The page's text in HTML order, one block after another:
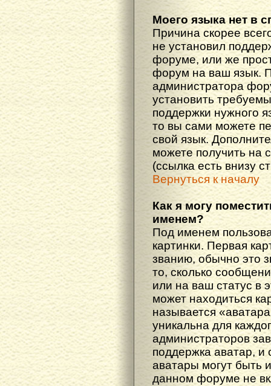
Моего языка нет в
Причина скорее
не установил
форуме, или же
форум на ваш язык.
администратора
установить
поддержки нужного
то вы сами можете
свой язык.
можете получить на
(ссылка есть внизу
Вернуться к началу
Как я могу
именем?
Под именем
картинки. Первая
званию, обычно это
то, сколько
или на ваш статус в
может находиться
называется
уникальна для
администраторов
поддержка аватар, и
аватары могут быть
данном форуме не